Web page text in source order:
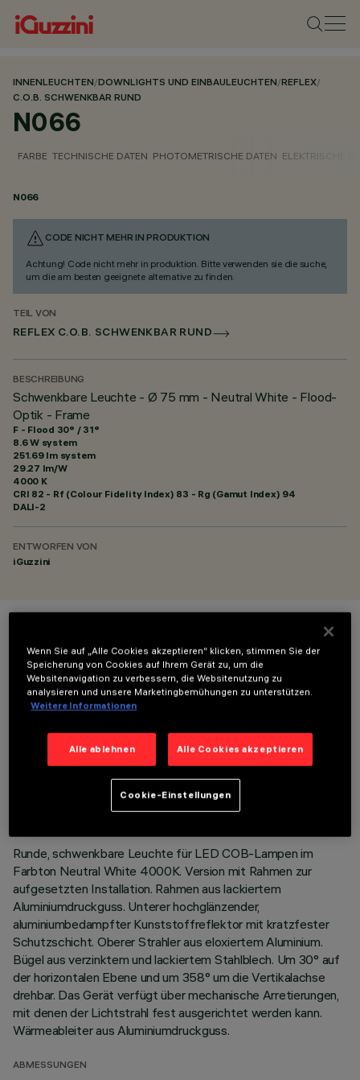
INNENLEUCHTEN/DOWNLIGHTS UND EINBAULEUCHTEN/REFLEX/
C.O.B. SCHWENKBAR RUND
N066
FARBE TECHNISCHE DATEN PHOTOMETRISCHE DATEN ELEKTRISCHE
N066
CODE NICHT MEHR IN PRODUKTION
Achtung! Code nicht mehr in produktion. Bitte verwenden sie die suche,
um die am besten geeignete alternative zu finden.
TEIL VON
REFLEX C.O.B. SCHWENKBAR RUND
BESCHREIBUNG
Schwenkbare Leuchte - Ø 75 mm - Neutral White - Flood-
Optik - Frame
F - Flood 30° / 31°
8.6 W system
251.69 lm system
29.27 lm/W
4000 K
CRI 82 - Rf (Colour Fidelity Index) 83 - Rg (Gamut Index) 94
DALI-2
ENTWORFEN VON
iGuzzini
FARBE
TECHNISCHE DATEN
LETZTES UPDATE: 01.08.2026
Runde, schwenkbare Leuchte für LED COB-Lampen im
Farbton Neutral White 4000K. Version mit Rahmen zur
aufgesetzten Installation. Rahmen aus lackiertem
Aluminiumdruckguss. Unterer hochglänzender,
aluminiumbedampfter Kunststoffreflektor mit kratzfester
Schutzschicht. Oberer Strahler aus eloxiertem Aluminium.
Bügel aus verzinktem und lackiertem Stahlblech. Um 30° auf
der horizontalen Ebene und um 358° um die Vertikalachse
drehbar. Das Gerät verfügt über mechanische Arretierungen,
mit denen der Lichtstrahl fest ausgerichtet werden kann.
Wärmeableiter aus Aluminiumdruckguss.
ABMESSUNGEN
Wenn Sie auf „Alle Cookies akzeptieren“ klicken, stimmen Sie der
Speicherung von Cookies auf Ihrem Gerät zu, um die
Websitenavigation zu verbessern, die Websitenutzung zu
analysieren und unsere Marketingbemühungen zu unterstützen.
Weitere Informationen
Alle ablehnen Alle Cookies akzeptieren
Cookie-Einstellungen